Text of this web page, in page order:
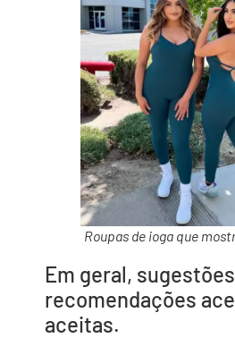
Roupas de ioga que
Em geral,
recomendações
aceitas.